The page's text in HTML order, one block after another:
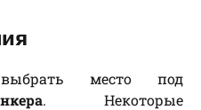
место под
. Некоторые